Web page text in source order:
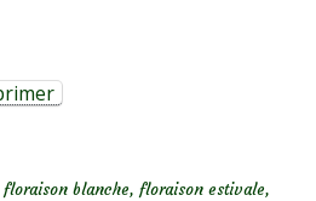
floraison blanche, floraison estivale,